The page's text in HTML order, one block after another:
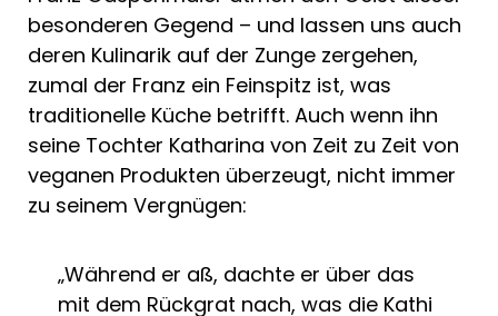
besonderen Gegend – und lassen uns auch
deren Kulinarik auf der Zunge zergehen,
zumal der Franz ein Feinspitz ist, was
traditionelle Küche betrifft. Auch wenn ihn
seine Tochter Katharina von Zeit zu Zeit von
veganen Produkten überzeugt, nicht immer
zu seinem Vergnügen:
„Während er aß, dachte er über das
mit dem Rückgrat nach, was die Kathi